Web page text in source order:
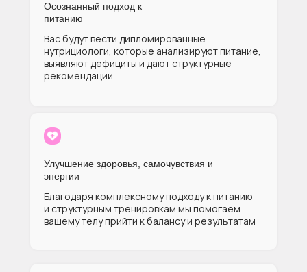
Осознанный подход к
питанию
Улучшение здоровья, самочувствия и
энергии
Вас будут вести дипломированные
нутрициологи, которые анализируют питание,
выявляют дефициты и дают структурные
рекомендации
Благодаря комплексному подходу к питанию
и структурным тренировкам мы помогаем
вашему телу прийти к балансу и результатам